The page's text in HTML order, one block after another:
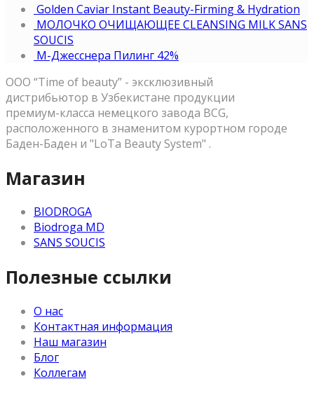
Golden Caviar Instant Beauty-Firming & Hydration
МОЛОЧКО ОЧИЩАЮЩЕЕ CLEANSING MILK SANS
SOUCIS
М-Джесснера Пилинг 42%
OOO “Time of beauty” - эксклюзивный
дистрибьютор в Узбекистане продукции
премиум-класса немецкого завода BCG,
расположенного в знаменитом курортном городе
Баден-Баден и "LoTa Beauty System" .
Магазин
BIODROGA
Biodroga MD
SANS SOUCIS
Полезные ссылки
О нас
Контактная информация
Наш магазин
Блог
Коллегам